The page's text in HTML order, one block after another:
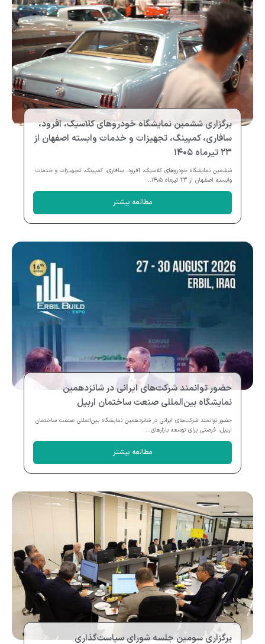
برگزاری ششمین نمایشگاه خودروهای کلاسیک، آفرود،
سافاری، کمپینگ، تجهیزات و خدمات وابسته اصفهان از
۲۳ تیرماه ۱۴۰۵
ششمین نمایشگاه خودروهای کلاسیک، آفرود، سافاری، کمپینگ، تجهیزات و خدمات
وابسته اصفهان از ۲۳ تیرماه ۱۴۰۵...
مطالعه بیشتر
حضور توانمند شرکت‌های ایرانی در شانزدهمین
نمایشگاه بین‌المللی صنعت ساختمان اربیل
حضور توانمند شرکت‌های ایرانی در شانزدهمین نمایشگاه بین‌المللی صنعت ساختمان
اربیل، فرصتی برای توسعه بازارهای...
مطالعه بیشتر
برگزاری سومین جلسه شورای سیاست‌گذاری